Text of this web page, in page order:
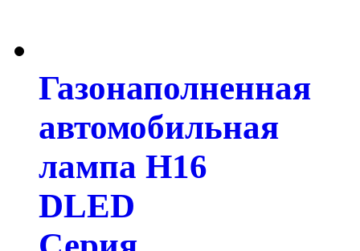
Газонаполненная
автомобильная
лампа H16
DLED